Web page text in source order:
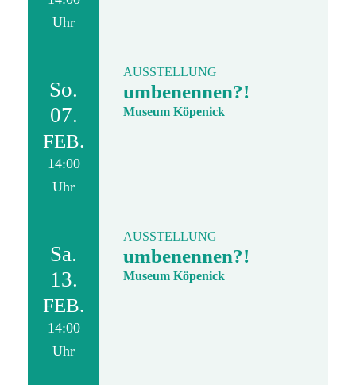
Uhr
So.
07.
FEB.
14:00
Uhr
AUSSTELLUNG
umbenennen?!
Museum Köpenick
Sa.
13.
FEB.
14:00
Uhr
AUSSTELLUNG
umbenennen?!
Museum Köpenick